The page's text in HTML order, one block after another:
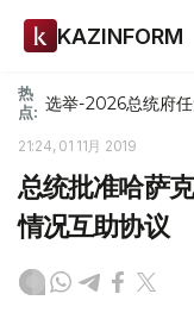
KAZINFORM
热
点: 选举-2026总统府
21:24, 01 11月 2019
总统批准哈萨
情况互助协议